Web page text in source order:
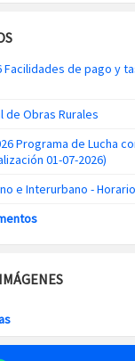
Facilidades de pago y
de Obras Rurales
Programa de Lucha
01-07-2026)
e Interurbano -